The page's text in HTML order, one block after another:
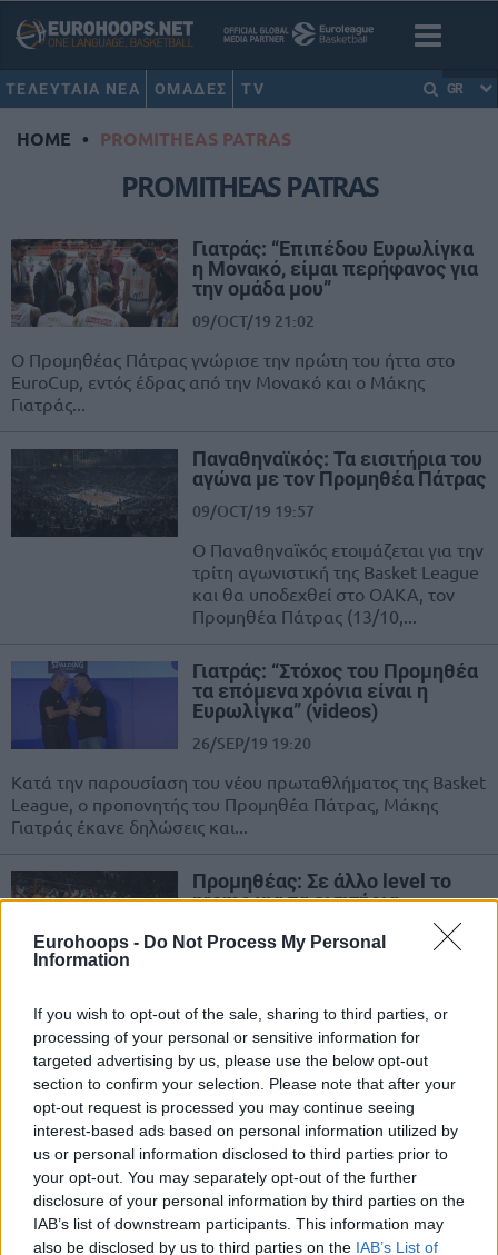
Eurohoops - Do Not Process My Personal
Information
If you wish to opt-out of the sale, sharing to third parties, or
processing of your personal or sensitive information for
targeted advertising by us, please use the below opt-out
section to confirm your selection. Please note that after your
opt-out request is processed you may continue seeing
interest-based ads based on personal information utilized by
us or personal information disclosed to third parties prior to
your opt-out. You may separately opt-out of the further
disclosure of your personal information by third parties on the
IAB’s list of downstream participants. This information may
also be disclosed by us to third parties on the IAB’s List of
ΤΕΛΕΥΤΑΙΑ ΝΕΑ ΟΜΑΔΕΣ TV GR
HOME • PROMITHEAS PATRAS
PROMITHEAS PATRAS
Γιατράς: “Επιπέδου Ευρωλίγκα
η Μονακό, είμαι περήφανος για
την ομάδα μου”
09/OCT/19 21:02
Ο Προμηθέας Πάτρας γνώρισε την πρώτη του ήττα στο
EuroCup, εντός έδρας από την Μονακό και ο Μάκης
Γιατράς...
Παναθηναϊκός: Τα εισιτήρια του
αγώνα με τον Προμηθέα Πάτρας
09/OCT/19 19:57
Ο Παναθηναϊκός ετοιμάζεται για την
τρίτη αγωνιστική της Basket League
και θα υποδεχθεί στο ΟΑΚΑ, τον
Προμηθέα Πάτρας (13/10,...
Γιατράς: “Στόχος του Προμηθέα
τα επόμενα χρόνια είναι η
Ευρωλίγκα” (videos)
26/SEP/19 19:20
Κατά την παρουσίαση του νέου πρωταθλήματος της Basket
League, ο προπονητής του Προμηθέα Πάτρας, Μάκης
Γιατράς έκανε δηλώσεις και...
Προμηθέας: Σε άλλο level το
promo για τα εισιτήρια
15/JUL/19 14:31
πράγματα και τη νέα χρονιά κι η αρχή έγινε από το promo
για...
Προμηθέας Πάτρας: Οι κάρτες
διαρκείας της σεζόν 2019-20!
06/JUL/19 17:41
Ο Προμηθέας Πάτρας
προετοιμάζεται για μία ακόμα σεζόν
σε όλα τα επίπεδα και ενημέρωσε
τους φιλάθλους του, για τα...